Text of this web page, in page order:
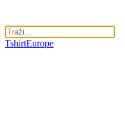
TshirtEurope